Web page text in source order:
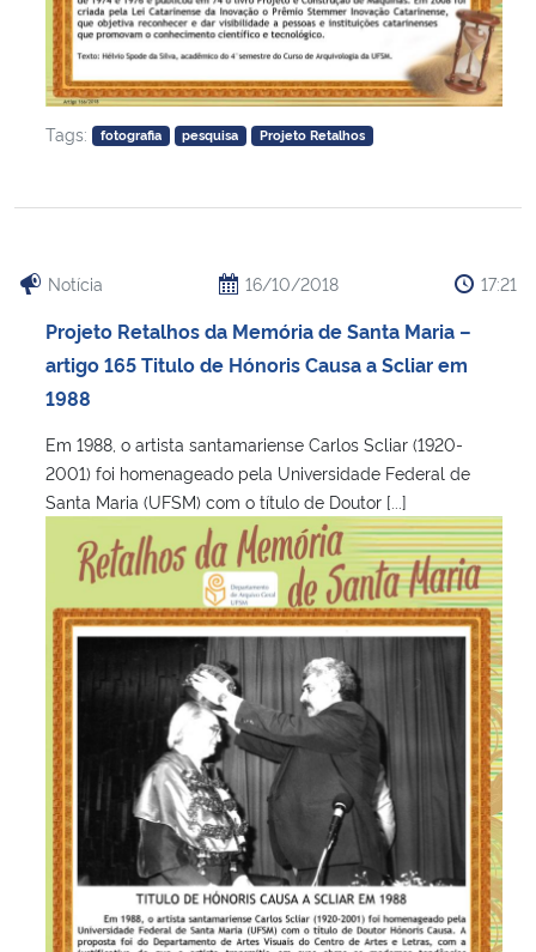
Tags: fotografia pesquisa Projeto Retalhos
Notícia 16/10/2018 17:21
Projeto Retalhos da Memória de Santa Maria –
artigo 165 Titulo de Hónoris Causa a Scliar em
1988
Em 1988, o artista santamariense Carlos Scliar (1920-
2001) foi homenageado pela Universidade Federal de
Santa Maria (UFSM) com o título de Doutor [...]